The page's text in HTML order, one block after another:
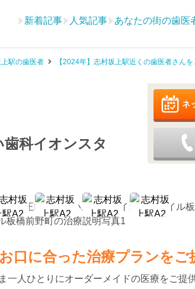
新着記事 人気記事 あなたの街の歯医
駅の歯医者 【2024年】志村坂上駅近くの歯医者さんを
科イオンスタ
ネ
口に合った治療プランをご
一人ひとりにオーダーメイドの医療をご提